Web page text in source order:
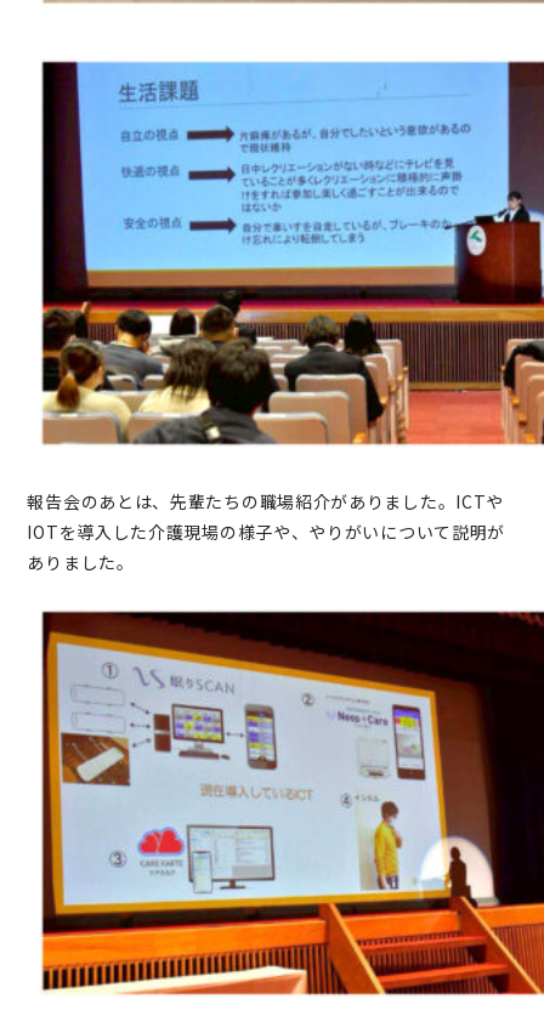
報告会のあとは、先輩たちの職場紹介がありました。ICTや
IOTを導入した介護現場の様子や、やりがいについて説明が
ありました。